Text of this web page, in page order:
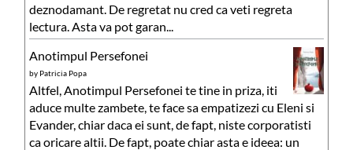
deznodamant. De regretat nu cred ca veti regreta
lectura. Asta va pot garan...
Anotimpul Persefonei
by Patricia Popa
Altfel, Anotimpul Persefonei te tine in priza, iti
aduce multe zambete, te face sa empatizezi cu Eleni si
Evander, chiar daca ei sunt, de fapt, niste corporatisti
ca oricare altii. De fapt, poate chiar asta e ideea: un